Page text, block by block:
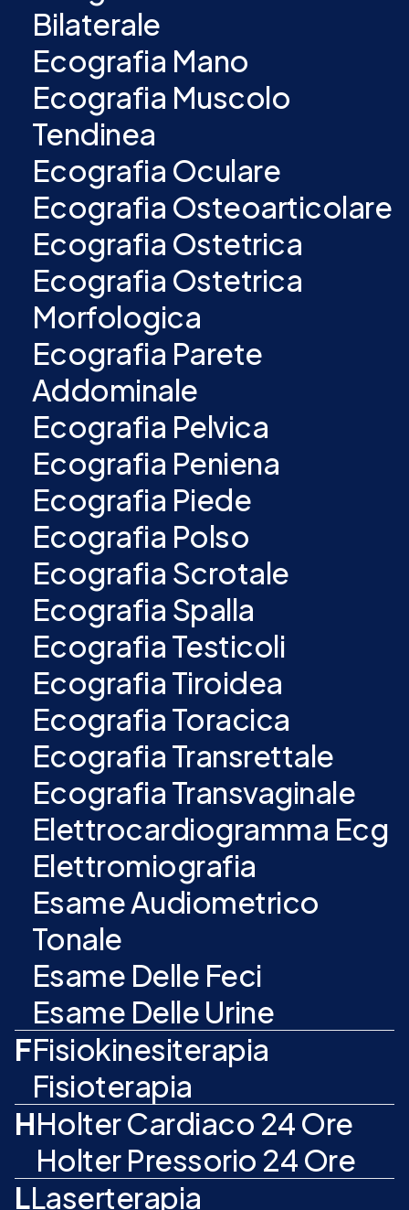
Bilaterale
Ecografia Mano
Ecografia Muscolo
Tendinea
Ecografia Oculare
Ecografia Osteoarticolare
Ecografia Ostetrica
Ecografia Ostetrica
Morfologica
Ecografia Parete
Addominale
Ecografia Pelvica
Ecografia Peniena
Ecografia Piede
Ecografia Polso
Ecografia Scrotale
Ecografia Spalla
Ecografia Testicoli
Ecografia Tiroidea
Ecografia Toracica
Ecografia Transrettale
Ecografia Transvaginale
Elettrocardiogramma Ecg
Elettromiografia
Esame Audiometrico
Tonale
Esame Delle Feci
Esame Delle Urine
FFisiokinesiterapia
Fisioterapia
HHolter Cardiaco 24 Ore
Holter Pressorio 24 Ore
LLaserterapia